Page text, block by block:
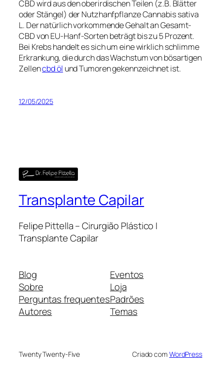
CBD wird aus den oberirdischen Teilen (z.B. Blätter
oder Stängel) der Nutzhanfpflanze Cannabis sativa
L. Der natürlich vorkommende Gehalt an Gesamt-
CBD von EU-Hanf-Sorten beträgt bis zu 5 Prozent.
Bei Krebs handelt es sich um eine wirklich schlimme
Erkrankung, die durch das Wachstum von bösartigen
Zellencbd öl und Tumoren gekennzeichnet ist.
12/05/2025
Transplante Capilar
Felipe Pittella – Cirurgião Plástico |
Transplante Capilar
Blog
Sobre
Perguntas frequentes
Autores
Eventos
Loja
Padrões
Temas
Twenty Twenty-Five Criado com WordPress